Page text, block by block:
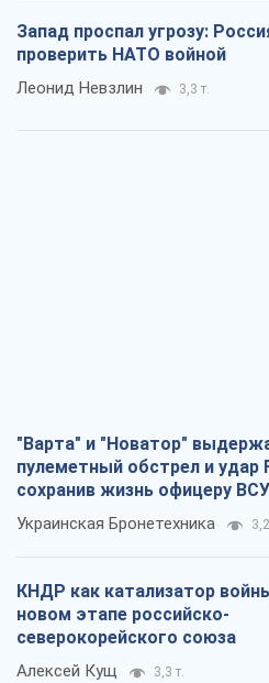
Запад проспал угрозу:
проверить НАТО войной
Леонид Невзлин 3,3 т.
"Варта" и "Новатор"
пулеметный обстрел и удар
сохранив жизнь офицеру ВСУ
Украинская Бронетехника
КНДР как катализатор
новом этапе российско-
северокорейского союза
Алексей Кущ 3,3 т.